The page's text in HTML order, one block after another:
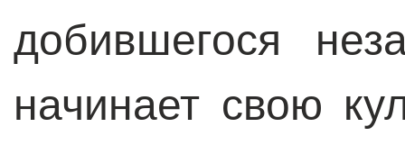
добившегося
начинает свою